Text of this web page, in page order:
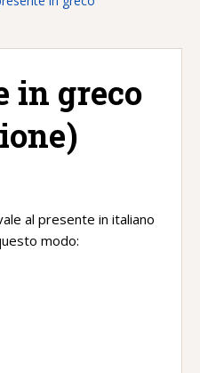
in greco
al presente in italiano
modo: